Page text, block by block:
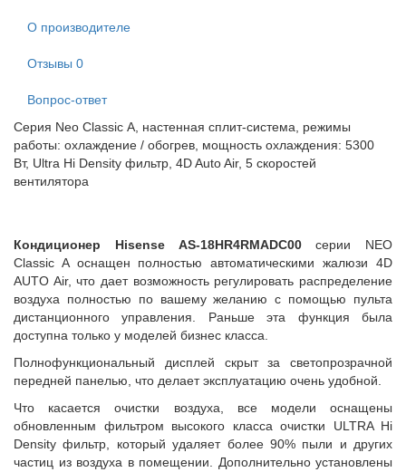
О производителе
Отзывы 0
Вопрос-ответ
Серия Neo Classic А, настенная сплит-система, режимы
работы: охлаждение / обогрев, мощность охлаждения: 5300
Вт, Ultra Hi Density фильтр, 4D Auto Air, 5 скоростей
вентилятора
Кондиционер Hisense AS-18HR4RMADC00серии NEO
Classic A оснащен полностью автоматическими жалюзи 4D
AUTO Air, что дает возможность регулировать распределение
воздуха полностью по вашему желанию с помощью пульта
дистанционного управления. Раньше эта функция была
доступна только у моделей бизнес класса.
Полнофункциональный дисплей скрыт за светопрозрачной
передней панелью, что делает эксплуатацию очень удобной.
Что касается очистки воздуха, все модели оснащены
обновленным фильтром высокого класса очистки ULTRA Hi
Density фильтр, который удаляет более 90% пыли и других
частиц из воздуха в помещении. Дополнительно установлены